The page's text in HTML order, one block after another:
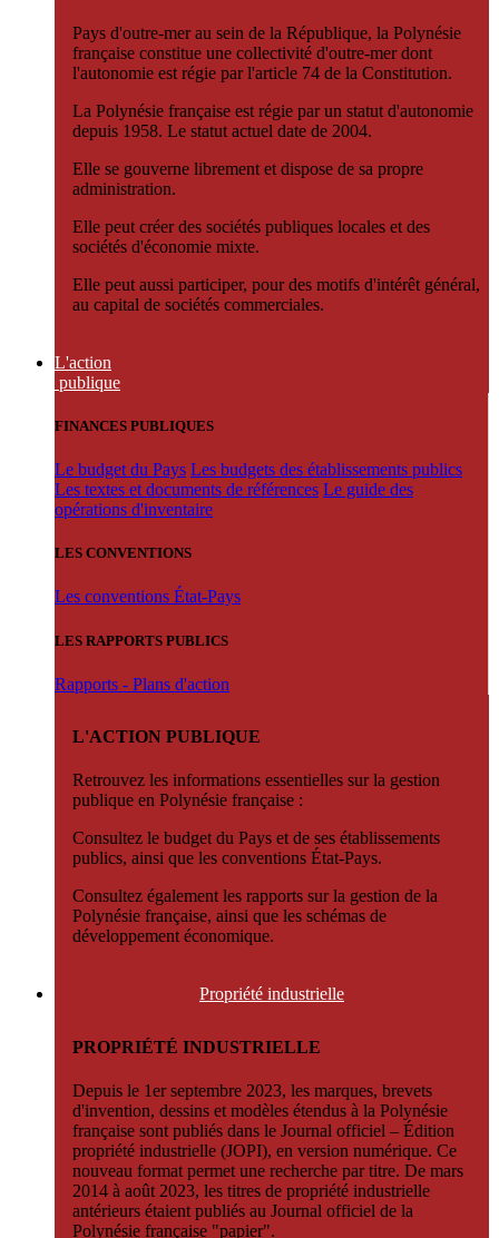
Pays d'outre-mer au sein de la République, la Polynésie
française constitue une collectivité d'outre-mer dont
l'autonomie est régie par l'article 74 de la Constitution.
La Polynésie française est régie par un statut d'autonomie
depuis 1958. Le statut actuel date de 2004.
Elle se gouverne librement et dispose de sa propre
administration.
Elle peut créer des sociétés publiques locales et des
sociétés d'économie mixte.
Elle peut aussi participer, pour des motifs d'intérêt général,
au capital de sociétés commerciales.
L'action
publique
FINANCES PUBLIQUES
Le budget du Pays Les budgets des établissements publics
Les textes et documents de références Le guide des
opérations d'inventaire
LES CONVENTIONS
Les conventions État-Pays
LES RAPPORTS PUBLICS
Rapports - Plans d'action
L'ACTION PUBLIQUE
Retrouvez les informations essentielles sur la gestion
publique en Polynésie française :
Consultez le budget du Pays et de ses établissements
publics, ainsi que les conventions État-Pays.
Consultez également les rapports sur la gestion de la
Polynésie française, ainsi que les schémas de
développement économique.
Propriété industrielle
PROPRIÉTÉ INDUSTRIELLE
Depuis le 1er septembre 2023, les marques, brevets
d'invention, dessins et modèles étendus à la Polynésie
française sont publiés dans le Journal officiel – Édition
propriété industrielle (JOPI), en version numérique. Ce
nouveau format permet une recherche par titre. De mars
2014 à août 2023, les titres de propriété industrielle
antérieurs étaient publiés au Journal officiel de la
Polynésie française "papier".